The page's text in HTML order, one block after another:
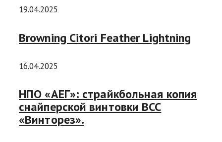
19.04.2025
Browning Citori Feather Lightning
16.04.2025
НПО «АЕГ»: страйкбольная копия
снайперской винтовки ВСС
«Винторез».